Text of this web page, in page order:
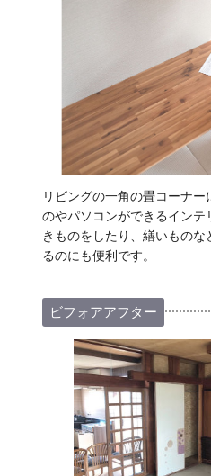
リビングの一角の畳コーナ
のやパソコンができるイン
きものをしたり、繕いもの
るのにも便利です。
ビフォアアフター